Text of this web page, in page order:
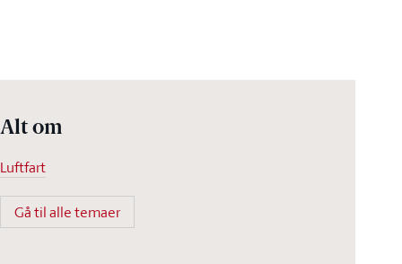
Alt om
Luftfart
Gå til alle temaer